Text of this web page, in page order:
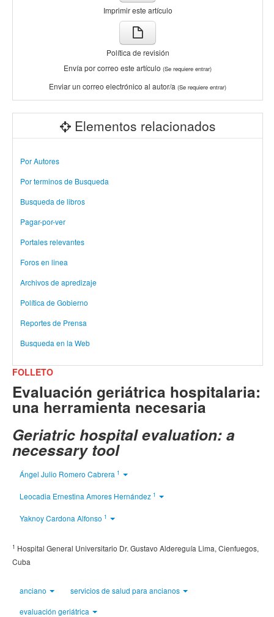
Imprimir este artículo
Política de revisión
Envía por correo este artículo (Se requiere entrar)
Enviar un correo electrónico al autor/a (Se requiere entrar)
Elementos relacionados
Por Autores
Por terminos de Busqueda
Busqueda de libros
Pagar-por-ver
Portales relevantes
Foros en linea
Archivos de apredizaje
Política de Gobierno
Reportes de Prensa
Busqueda en la Web
FOLLETO
Evaluación geriátrica hospitalaria:
una herramienta necesaria
Geriatric hospital evaluation: a
necessary tool
Ángel Julio Romero Cabrera 1
Leocadia Ernestina Amores Hernández 1
Yaknoy Cardona Alfonso 1
1 Hospital General Universitario Dr. Gustavo Aldereguía Lima, Cienfuegos,
Cuba
anciano
servicios de salud para ancianos
evaluación geriátrica